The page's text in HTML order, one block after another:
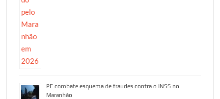
PF combate esquema de fraudes contra o INSS no
Maranhão